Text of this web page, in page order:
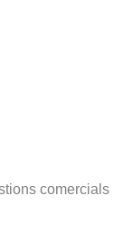
comercials